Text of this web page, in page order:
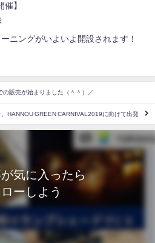
催】
ニングがいよいよ開設されます！
販売が始まりました（＾＾）／
HANNOU GREEN CARNIVAL2019に向けて出発
気に入ったら
ーしよう